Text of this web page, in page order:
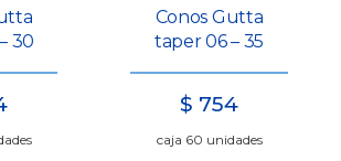
30
Conos Gutta
taper 06 – 35
$ 754
caja 60 unidades